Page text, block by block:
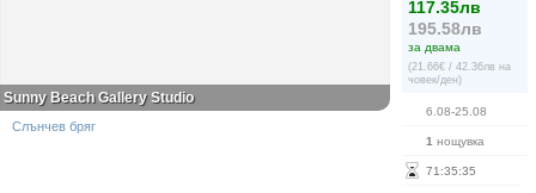
117.35лв
195.58лв
за двама
(21.66€ / 42.36лв на
човек/ден)
6.08-25.08
1 нощувка
71 :35:35
Sunny Beach Gallery Studio
Слънчев бряг